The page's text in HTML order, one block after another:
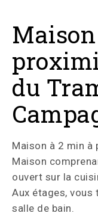
du
Maison à 2 min à
Maison
ouvert sur la
Aux étages, vous
salle de bain.